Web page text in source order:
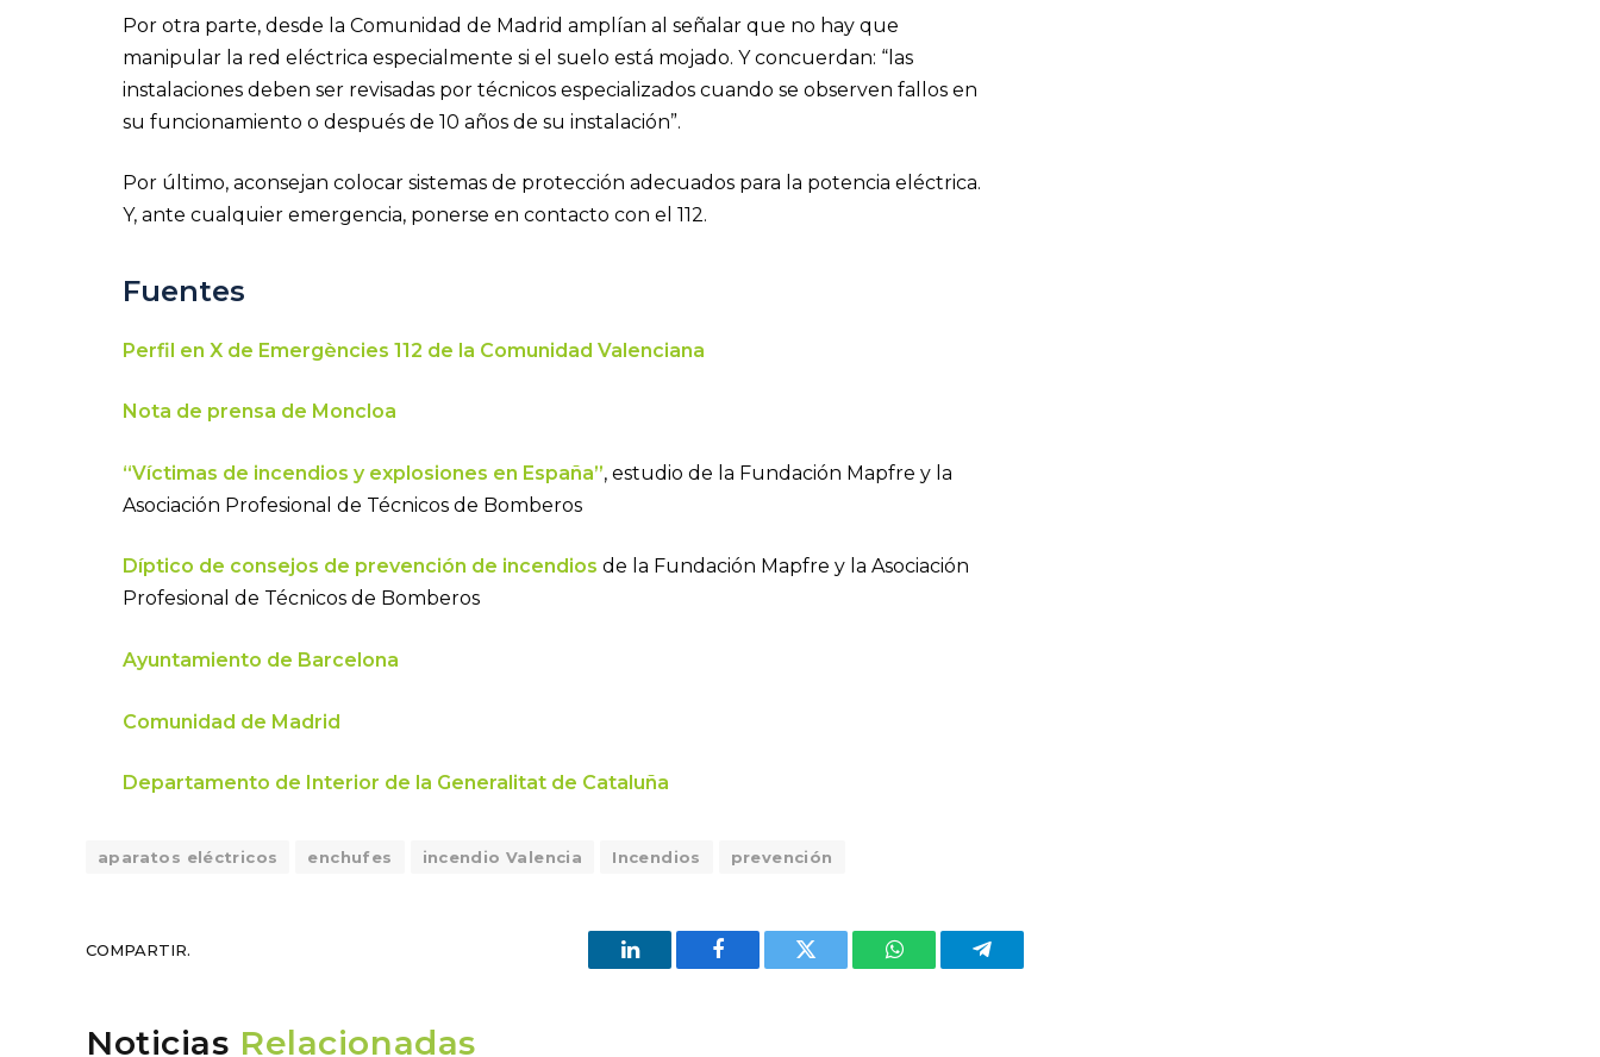
Por otra parte, desde la Comunidad de Madrid amplían al señalar que no hay que
manipular la red eléctrica especialmente si el suelo está mojado. Y concuerdan: “las
instalaciones deben ser revisadas por técnicos especializados cuando se observen fallos en
su funcionamiento o después de 10 años de su instalación”.
Por último, aconsejan colocar sistemas de protección adecuados para la potencia eléctrica.
Y, ante cualquier emergencia, ponerse en contacto con el 112.
Fuentes
Perfil en X de Emergències 112 de la Comunidad Valenciana
Nota de prensa de Moncloa
“Víctimas de incendios y explosiones en España”, estudio de la Fundación Mapfre y la
Asociación Profesional de Técnicos de Bomberos
Díptico de consejos de prevención de incendios de la Fundación Mapfre y la Asociación
Profesional de Técnicos de Bomberos
Ayuntamiento de Barcelona
Comunidad de Madrid
Departamento de Interior de la Generalitat de Cataluña
aparatos eléctricos enchufes incendio Valencia Incendios prevención
COMPARTIR.
LinkedIn Facebook Twitter WhatsAppTelegrama
Noticias Relacionadas